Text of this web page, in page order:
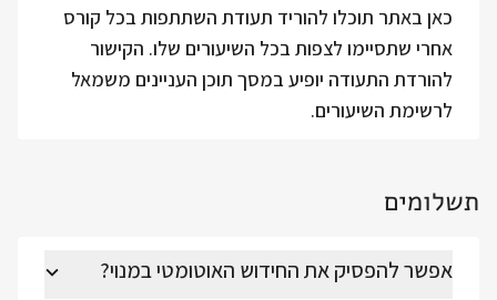
כאן באתר תוכלו להוריד תעודת השתתפות בכל קורס
אחרי שתסיימו לצפות בכל השיעורים שלו. הקישור
להורדת התעודה יופיע במסך תוכן העניינים משמאל
לרשימת השיעורים.
תשלומים
אפשר להפסיק את החידוש האוטומטי במנוי?